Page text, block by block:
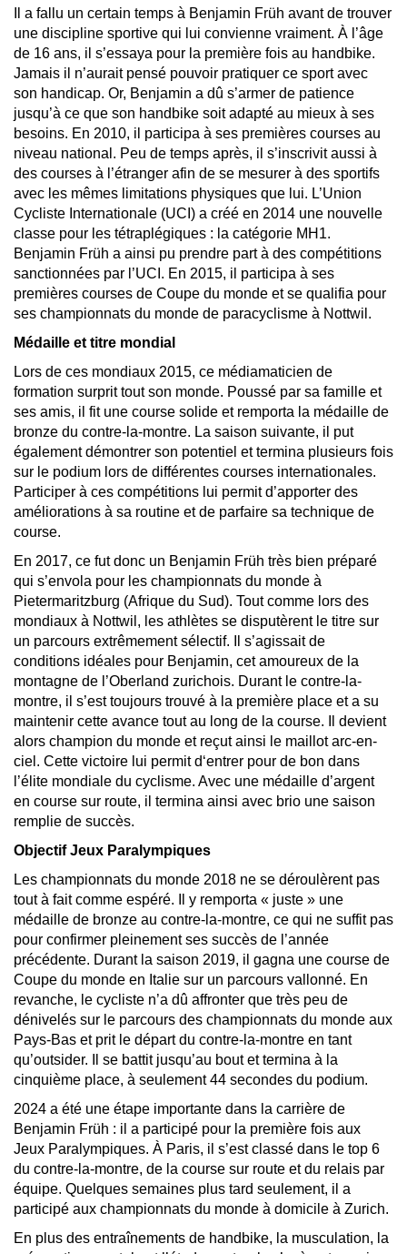
Il a fallu un certain temps à Benjamin Früh avant de trouver
une discipline sportive qui lui convienne vraiment. À l’âge
de 16 ans, il s’essaya pour la première fois au handbike.
Jamais il n’aurait pensé pouvoir pratiquer ce sport avec
son handicap. Or, Benjamin a dû s’armer de patience
jusqu’à ce que son handbike soit adapté au mieux à ses
besoins. En 2010, il participa à ses premières courses au
niveau national. Peu de temps après, il s’inscrivit aussi à
des courses à l’étranger afin de se mesurer à des sportifs
avec les mêmes limitations physiques que lui. L’Union
Cycliste Internationale (UCI) a créé en 2014 une nouvelle
classe pour les tétraplégiques : la catégorie MH1.
Benjamin Früh a ainsi pu prendre part à des compétitions
sanctionnées par l’UCI. En 2015, il participa à ses
premières courses de Coupe du monde et se qualifia pour
ses championnats du monde de paracyclisme à Nottwil.
Médaille et titre mondial
Lors de ces mondiaux 2015, ce médiamaticien de
formation surprit tout son monde. Poussé par sa famille et
ses amis, il fit une course solide et remporta la médaille de
bronze du contre-la-montre. La saison suivante, il put
également démontrer son potentiel et termina plusieurs fois
sur le podium lors de différentes courses internationales.
Participer à ces compétitions lui permit d’apporter des
améliorations à sa routine et de parfaire sa technique de
course.
En 2017, ce fut donc un Benjamin Früh très bien préparé
qui s’envola pour les championnats du monde à
Pietermaritzburg (Afrique du Sud). Tout comme lors des
mondiaux à Nottwil, les athlètes se disputèrent le titre sur
un parcours extrêmement sélectif. Il s’agissait de
conditions idéales pour Benjamin, cet amoureux de la
montagne de l’Oberland zurichois. Durant le contre-la-
montre, il s’est toujours trouvé à la première place et a su
maintenir cette avance tout au long de la course. Il devient
alors champion du monde et reçut ainsi le maillot arc-en-
ciel. Cette victoire lui permit d‘entrer pour de bon dans
l’élite mondiale du cyclisme. Avec une médaille d’argent
en course sur route, il termina ainsi avec brio une saison
remplie de succès.
Objectif Jeux Paralympiques
Les championnats du monde 2018 ne se déroulèrent pas
tout à fait comme espéré. Il y remporta « juste » une
médaille de bronze au contre-la-montre, ce qui ne suffit pas
pour confirmer pleinement ses succès de l’année
précédente. Durant la saison 2019, il gagna une course de
Coupe du monde en Italie sur un parcours vallonné. En
revanche, le cycliste n’a dû affronter que très peu de
dénivelés sur le parcours des championnats du monde aux
Pays-Bas et prit le départ du contre-la-montre en tant
qu’outsider. Il se battit jusqu’au bout et termina à la
cinquième place, à seulement 44 secondes du podium.
2024 a été une étape importante dans la carrière de
Benjamin Früh : il a participé pour la première fois aux
Jeux Paralympiques. À Paris, il s’est classé dans le top 6
du contre-la-montre, de la course sur route et du relais par
équipe. Quelques semaines plus tard seulement, il a
participé aux championnats du monde à domicile à Zurich.
En plus des entraînements de handbike, la musculation, la